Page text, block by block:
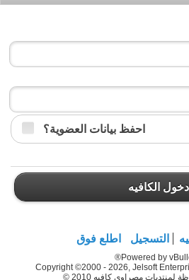
احفظ بيانات العضوية؟
دخول الكافيه
التسجيل اطلع فوق
Powered by
Copyright ©2000 - 2026, Jelsoft
مصراوي كافيه 2010 ©